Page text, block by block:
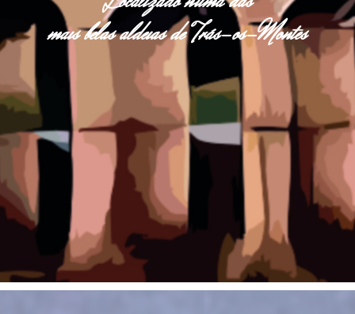
mais belas aldeias de Trás-os-Montes